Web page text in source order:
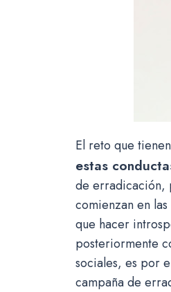
El reto que
estas
de erradicación,
comienzan en
que hacer
posteriormente
sociales, es por
campaña de